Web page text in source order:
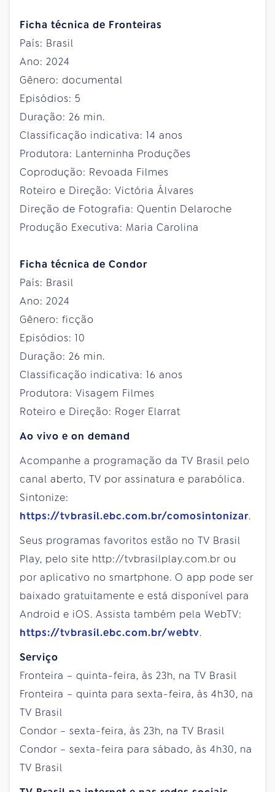
Ficha técnica de Fronteiras
País: Brasil
Ano: 2024
Gênero: documental
Episódios: 5
Duração: 26 min.
Classificação indicativa: 14 anos
Produtora: Lanterninha Produções
Coprodução: Revoada Filmes
Roteiro e Direção: Victória Álvares
Direção de Fotografia: Quentin Delaroche
Produção Executiva: Maria Carolina
Ficha técnica de Condor
País: Brasil
Ano: 2024
Gênero: ficção
Episódios: 10
Duração: 26 min.
Classificação indicativa: 16 anos
Produtora: Visagem Filmes
Roteiro e Direção: Roger Elarrat
Ao vivo e on demand
Acompanhe a programação da TV Brasil pelo
canal aberto, TV por assinatura e parabólica.
Sintonize:
https://tvbrasil.ebc.com.br/comosintonizar.
Seus programas favoritos estão no TV Brasil
Play, pelo site http://tvbrasilplay.com.br ou
por aplicativo no smartphone. O app pode ser
baixado gratuitamente e está disponível para
Android e iOS. Assista também pela WebTV:
https://tvbrasil.ebc.com.br/webtv.
Serviço
Fronteira – quinta-feira, às 23h, na TV Brasil
Fronteira – quinta para sexta-feira, às 4h30, na
TV Brasil
Condor – sexta-feira, às 23h, na TV Brasil
Condor – sexta-feira para sábado, às 4h30, na
TV Brasil